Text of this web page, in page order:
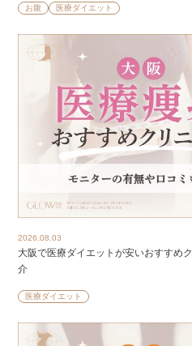
お腹 医療ダイエット
2026.08.03
大阪で医療ダイエットが安いおすすめ
介
医療ダイエット